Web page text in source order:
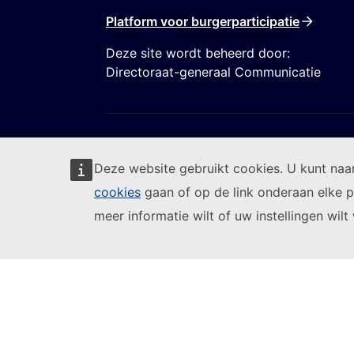
Deze website gebruikt cookies. U kunt
cookies gaan of op de link onderaan elke
meer informatie wilt of uw instellingen wilt
Platform voor burgerparticipatie
Deze site wordt beheerd door:
Directoraat-generaal Communicatie
Volg de Europese Commissie